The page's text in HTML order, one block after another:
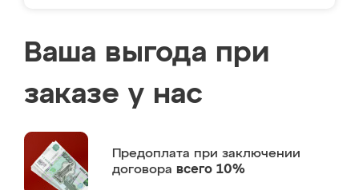
Ваша выгода при
заказе у нас
Предоплата при заключении
договора всего 10%